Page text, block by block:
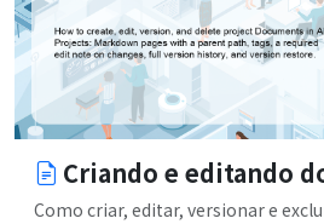
Criando e editando
Como criar, editar, versionar e